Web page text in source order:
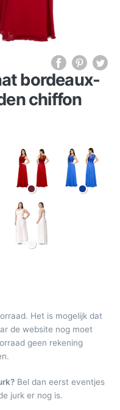
bordeaux-
chiffon
Het is mogelijk dat
de website nog moet
geen rekening
Bel dan eerst eventjes
jurk er nog is.